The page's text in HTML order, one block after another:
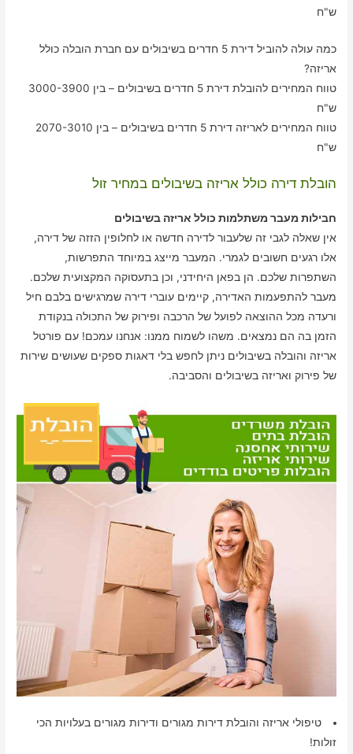
ש"ח
כמה עולה להוביל דירת 5 חדרים בשיבולים עם חברת הובלה כולל
אריזה?
טווח המחירים להובלת דירת 5 חדרים בשיבולים – בין 3000-3900
ש"ח
טווח המחירים לאריזה דירת 5 חדרים בשיבולים – בין 2070-3010
ש"ח
הובלת דירה כולל אריזה בשיבולים במחיר זול
חבילות מעבר משתלמות כולל אריזה בשיבולים
אין שאלה לגבי זה שלעבור לדירה חדשה או לחלופין הזזה של דירה,
אלו רגעים חשובים לגמרי. המעבר מייצג במיוחד התפרשות,
השתפרות שלכם. הן בפאן היחידני, וכן בתעסוקה המקצועית שלכם.
מעבר להתפעמות האדירה, קיימים עוברי דירה שמרגישים בלבם חיל
ורעדה מכל ההוצאה לפועל של הרכבה ופירוק של התכולה בנקודת
הזמן בה הם נמצאים. משהו לשמוח ממנו: אנחנו עמכם! עם פורטל
אריזה והובלה בשיבולים ניתן לחפש בלי דאגות ספקים שעושים שירות
של פירוק ואריזה בשיבולים והסביבה.
טיפולי אריזה והובלת דירות מגורים ודירות מגורים בעלויות הכי
זולות!